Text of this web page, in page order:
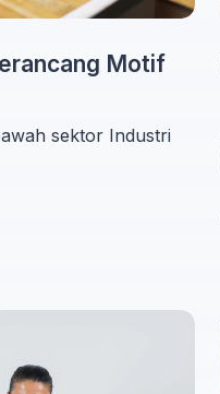
Motif
sektor Industri